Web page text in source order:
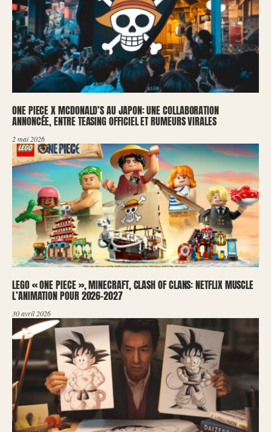
ONE PIECE X MCDONALD’S AU JAPON: UNE COLLABORATION
ANNONCÉE, ENTRE TEASING OFFICIEL ET RUMEURS VIRALES
2 mai 2026
LEGO « ONE PIECE », MINECRAFT, CLASH OF CLANS: NETFLIX MUSCLE
L’ANIMATION POUR 2026-2027
30 avril 2026